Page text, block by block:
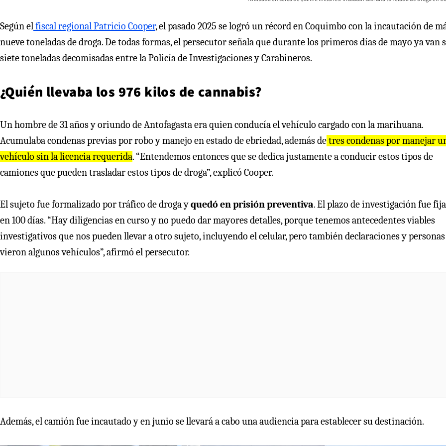
Según elfiscal regional Patricio Cooper, el pasado 2025 se logró un récord en Coquimbo con la incautación de
nueve toneladas de droga. De todas formas, el persecutor señala que durante los primeros días de mayo ya van
siete toneladas decomisadas entre la Policía de Investigaciones y Carabineros.
¿Quién llevaba los 976 kilos de cannabis?
Un hombre de 31 años y oriundo de Antofagasta era quien conducía el vehículo cargado con la marihuana.
Acumulaba condenas previas por robo y manejo en estado de ebriedad, además detres condenas por manejar
vehículo sin la licencia requerida. “Entendemos entonces que se dedica justamente a conducir estos tipos de
camiones que pueden trasladar estos tipos de droga”, explicó Cooper.
El sujeto fue formalizado por tráfico de droga yquedó en prisión preventiva. El plazo de investigación fue
en 100 días. “Hay diligencias en curso y no puedo dar mayores detalles, porque tenemos antecedentes viables
investigativos que nos pueden llevar a otro sujeto, incluyendo el celular, pero también declaraciones y
vieron algunos vehículos”, afirmó el persecutor.
Además, el camión fue incautado y en junio se llevará a cabo una audiencia para establecer su destinación.